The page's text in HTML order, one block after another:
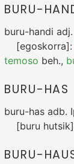
BURU-
buru-handi adj.
[egoskorra]:
temoso beh.,
BURU-HAS
buru-has adb.
[buru
BURU-